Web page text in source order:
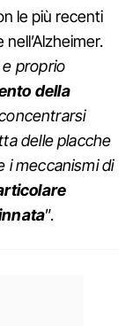
le più recenti
proprio
della
delle placche
i meccanismi di
”.